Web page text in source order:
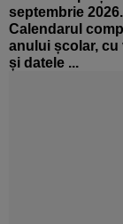
septembrie 2026.
Calendarul
anului școlar, cu
și datele ...